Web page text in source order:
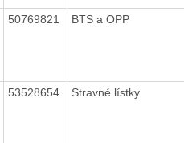
50769821 BTS a OPP
53528654 Stravné lístky